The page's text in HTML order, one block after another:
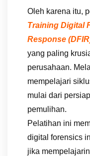
Oleh karena itu,
Training Digital
Response
yang paling
perusahaan.
mempelajari
mulai dari
pemulihan.
Pelatihan ini
digital forensics
jika